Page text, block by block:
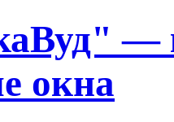
—
окна